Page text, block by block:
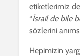
etiketlerimiz
“İsrail de bile
sözlerini
Hepimizin